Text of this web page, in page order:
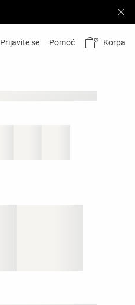
Prijavite se Pomoć Korpa